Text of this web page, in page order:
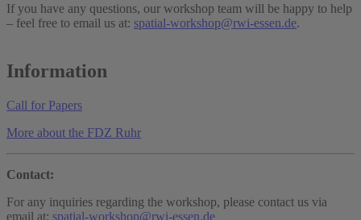
If you have any questions, our workshop team will be happy to help
– feel free to email us at: spatial-workshop@rwi-essen.de.
Information
Call for Papers
More about the FDZ Ruhr
Contact:
For any inquiries regarding the workshop, please contact us via
email at: spatial-workshop@rwi-essen.de